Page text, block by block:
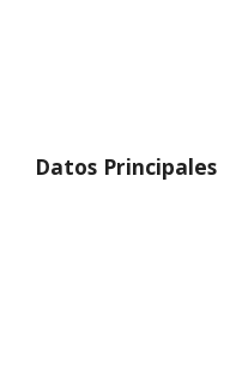
Datos Principales